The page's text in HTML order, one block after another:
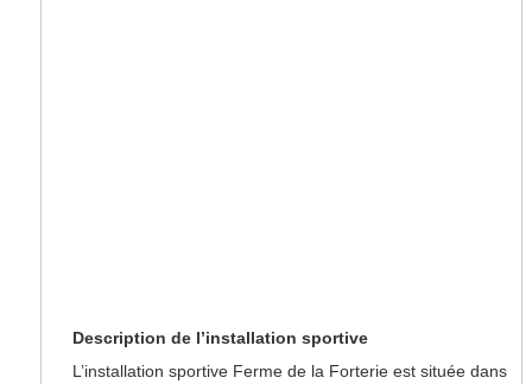
Description de l’installation sportive
L’installation sportive Ferme de la Forterie est située dans